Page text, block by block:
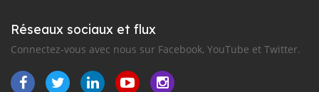
Réseaux sociaux et flux
Connectez-vous avec nous sur Facebook, YouTube et Twitter.